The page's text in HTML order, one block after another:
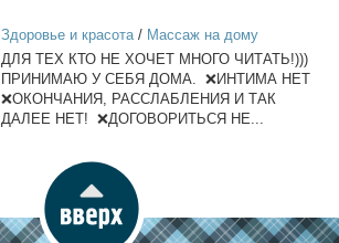
Здоровье и красота/ Массаж на дому
ДЛЯ ТЕХ КТО НЕ ХОЧЕТ МНОГО ЧИТАТЬ!)))
ПРИНИМАЮ У СЕБЯ ДОМА. ❌ИНТИМА НЕТ
❌ОКОНЧАНИЯ, РАССЛАБЛЕНИЯ И ТАК
ДАЛЕЕ НЕТ! ❌ДОГОВОРИТЬСЯ НЕ...